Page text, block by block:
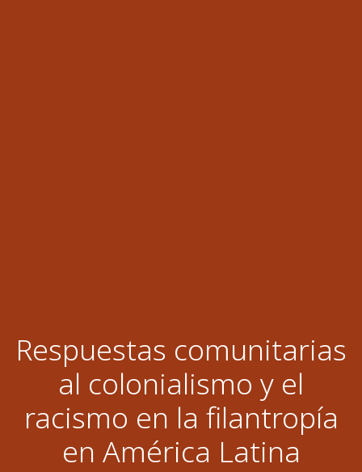
Respuestas comunitarias
al colonialismo y el
racismo en la filantropía
en América Latina